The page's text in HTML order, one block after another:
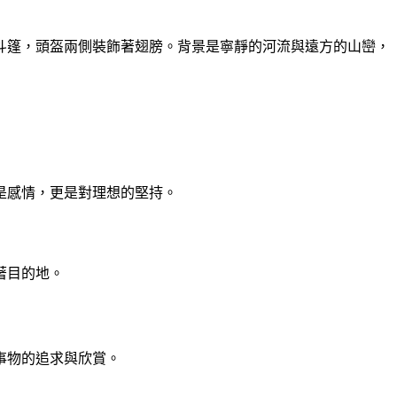
，頭盔兩側裝飾著翅膀。背景是寧靜的河流與遠方的山巒，
情，更是對理想的堅持。
的地。
的追求與欣賞。